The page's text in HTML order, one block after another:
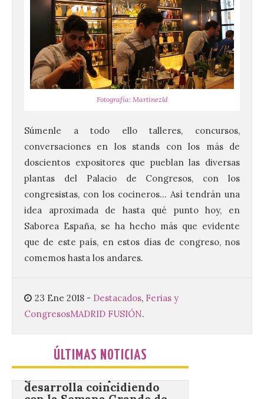
Fotografía: Martínezld
Súmenle a todo ello talleres, concursos,
conversaciones en los stands con los más de
doscientos expositores que pueblan las diversas
plantas del Palacio de Congresos, con los
congresistas, con los cocineros… Así tendrán una
idea aproximada de hasta qué punto hoy, en
Saborea España, se ha hecho más que evidente
que de este país, en estos días de congreso, nos
comemos hasta los andares.
23 Ene 2018 - Destacados, Ferias y
CongresosMADRID FUSIÓN.
ÚLTIMAS NOTICIAS
120 jóvenes completan su
formación en robótica y
entornos digitales en un
nuevo curso de los
Campamentos Salamanca
Tech
Los Campamentos
Salamanca Tech, que se
desarrollan hasta el 4 de
septiembre en nueve
turnos semanales con
capacidad para 120 niños cada uno. Un
total de 120 menores han recibido su
diploma acreditativo tras finalizar esta
semana de actividades en […]
Gastro, una cita
gastronómica que se
con la Semana Grande de
la ciudad.
10 Ago 2026